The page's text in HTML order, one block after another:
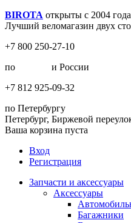
BIROTA открыты с 2004 года
Лучший веломагазин двух
+7 800 250-27-10
по
и России
+7 812 925-09-32
по Петербургу
Петербург, Биржевой
Ваша корзина пуста
Вход
Регистрация
Запчасти и аксессуары
Аксессуары
Багажники